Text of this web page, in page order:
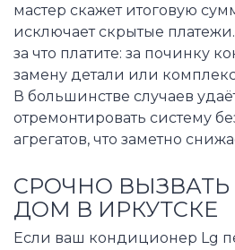
мастер скажет итоговую
исключает скрытые
за что платите: за починку
замену детали или
В большинстве случаев
отремонтировать систему
агрегатов, что заметно
СРОЧНО
ДОМ В ИРКУТСКЕ
Если ваш кондиционер Lg